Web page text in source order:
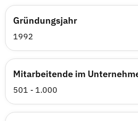
Gründungsjahr
1992
Mitarbeitende im
501 - 1.000